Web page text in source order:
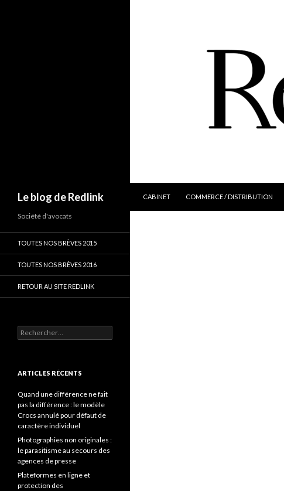
Le blog de Redlink
CABINET
COMMERCE / DISTRIBUTION
Société d'avocats
TOUTES NOS BRÈVES 2015
TOUTES NOS BRÈVES 2016
RETOUR AU SITE REDLINK
Rechercher :
ARTICLES RÉCENTS
Quand une différence ne fait
pas la différence : le modèle
Crocs annulé pour défaut de
caractère individuel
Photographies non originales :
le parasitisme au secours des
agences de presse
Plateformes en ligne et
protection des